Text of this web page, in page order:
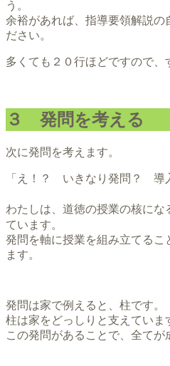
う。
余裕があれば、指導要領解説の
ださい。
多くても２０行ほどですので、
３ 発問を考える
次に発問を考えます。
「え！？ いきなり発問？ 導
わたしは、道徳の授業の核にな
ています。
発問を軸に授業を組み立てるこ
ます。
発問は家で例えると、柱です。
柱は家をどっしりと支えていま
この発問があることで、全てが